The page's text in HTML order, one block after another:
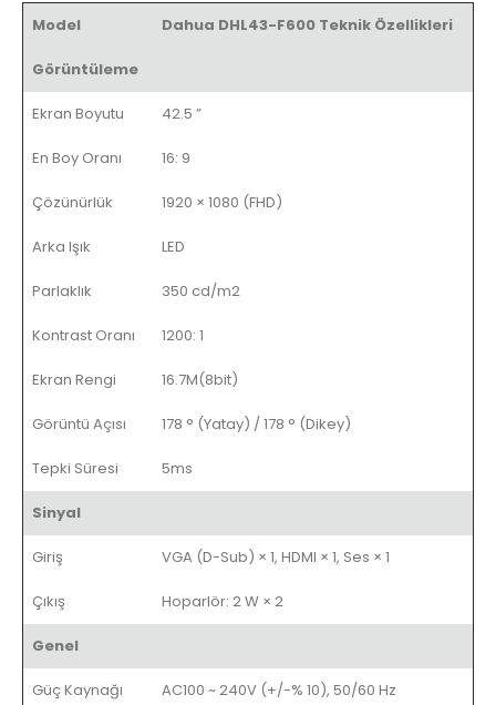
Model Dahua DHL43-F600 Teknik Özellikleri
Görüntüleme
Ekran Boyutu 42.5 ”
En Boy Oranı 16: 9
Çözünürlük 1920 × 1080 (FHD)
Arka Işık LED
Parlaklık 350 cd/m2
Kontrast Oranı 1200: 1
Ekran Rengi 16.7M(8bit)
Görüntü Açısı 178 ° (Yatay) / 178 ° (Dikey)
Tepki Süresi 5ms
Sinyal
Giriş VGA (D-Sub) × 1, HDMI × 1, Ses × 1
Çıkış Hoparlör: 2 W × 2
Genel
Güç Kaynağı AC100 ~ 240V (+/-% 10), 50/60 Hz